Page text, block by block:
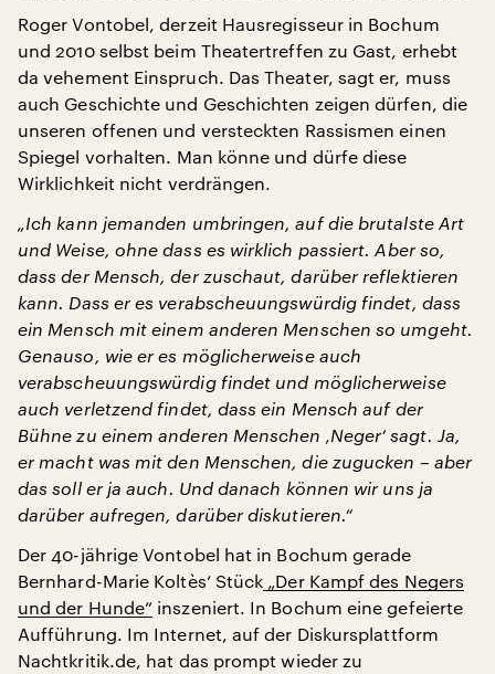
Roger Vontobel, derzeit Hausregisseur in Bochum
und 2010 selbst beim Theatertreffen zu Gast, erhebt
da vehement Einspruch. Das Theater, sagt er, muss
auch Geschichte und Geschichten zeigen dürfen, die
unseren offenen und versteckten Rassismen einen
Spiegel vorhalten. Man könne und dürfe diese
Wirklichkeit nicht verdrängen.
„Ich kann jemanden umbringen, auf die brutalste Art
und Weise, ohne dass es wirklich passiert. Aber so,
dass der Mensch, der zuschaut, darüber reflektieren
kann. Dass er es verabscheuungswürdig findet, dass
ein Mensch mit einem anderen Menschen so umgeht.
Genauso, wie er es möglicherweise auch
verabscheuungswürdig findet und möglicherweise
auch verletzend findet, dass ein Mensch auf der
Bühne zu einem anderen Menschen ‚Neger‘ sagt. Ja,
er macht was mit den Menschen, die zugucken – aber
das soll er ja auch. Und danach können wir uns ja
darüber aufregen, darüber diskutieren.“
Der 40-jährige Vontobel hat in Bochum gerade
Bernhard-Marie Koltès‘ Stück „Der Kampf des Negers
und der Hunde“ inszeniert. In Bochum eine gefeierte
Aufführung. Im Internet, auf der Diskursplattform
Nachtkritik.de, hat das prompt wieder zu